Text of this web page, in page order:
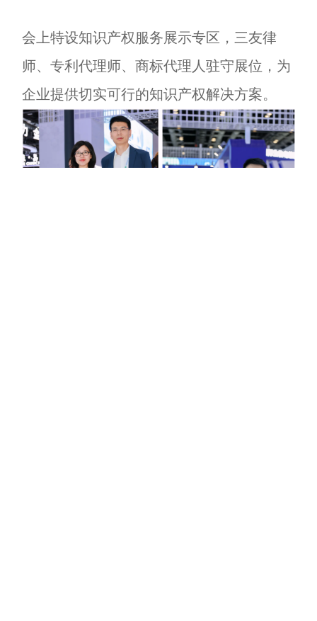
会上特设知识产权服务展示专区，三友律
师、专利代理师、商标代理人驻守展位，为
企业提供切实可行的知识产权解决方案。